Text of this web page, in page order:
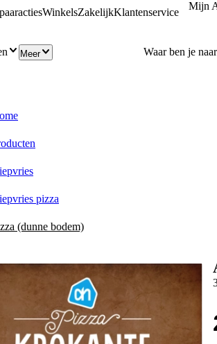
WinkelsZakelijkKlantenservice
Mijn
Meer
pizza
(dunne bodem)